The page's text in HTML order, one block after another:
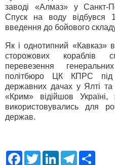
заводі «Алмаз» у Санкт-
Спуск на воду відбувся
введення до бойового
Як і однотипний «Кавказ»
сторожових кораблів
перевезення
політбюро ЦК КПРС
державних дачах у Ялті
«Крим» відійшов Україні,
використовувались для
держав.
F
T
L
T